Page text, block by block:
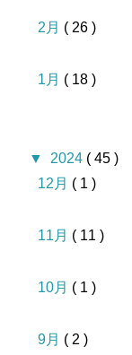
2月 ( 26 )
1月 ( 18 )
▼ 2024 ( 45 )
12月 ( 1 )
11月 ( 11 )
10月 ( 1 )
9月 ( 2 )